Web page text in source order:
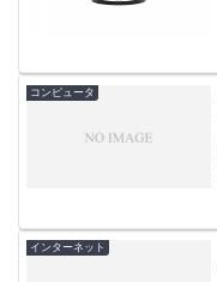
コンピュータ
インターネット